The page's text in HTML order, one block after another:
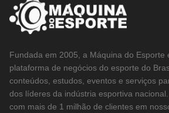
Fundada em 2005, a Máquina do Esporte
plataforma de negócios do esporte do
conteúdos, estudos, eventos e serviços
dos líderes da indústria esportiva
com mais de 1 milhão de clientes em